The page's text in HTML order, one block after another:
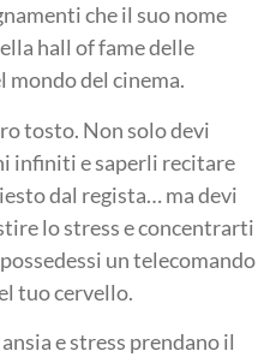
che il suo nome
hall of fame delle
del cinema.
tosto. Non solo devi
infiniti e saperli recitare
dal regista… ma devi
lo stress e concentrarti
un telecomando
tuo cervello.
e stress prendano il